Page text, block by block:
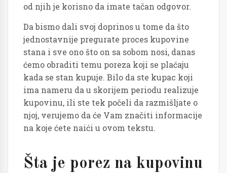
od njih je korisno da imate tačan odgovor.
Da bismo dali svoj doprinos u tome da što
jednostavnije pregurate proces kupovine
stana i sve ono što on sa sobom nosi, danas
ćemo obraditi temu poreza koji se plaćaju
kada se stan kupuje. Bilo da ste kupac koji
ima nameru da u skorijem periodu realizuje
kupovinu, ili ste tek počeli da razmišljate o
njoj, verujemo da će Vam značiti informacije
na koje ćete naići u ovom tekstu.
Šta je porez na kupovinu